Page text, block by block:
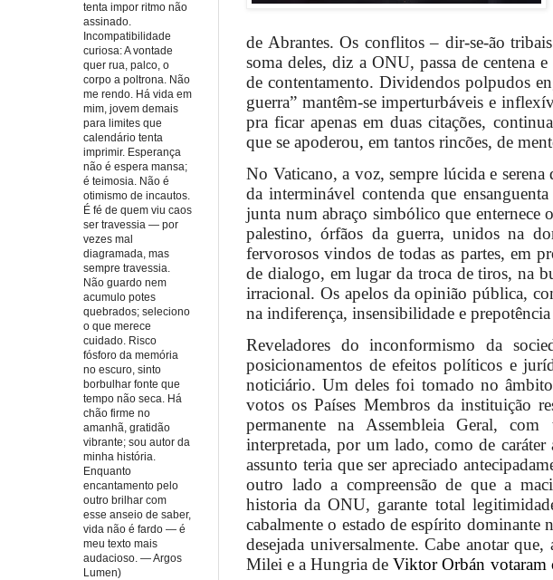
de Abrantes. Os conflitos – dir-se-ão
soma deles, diz a ONU, passa de centena
de contentamento. Dividendos polpudos
guerra” mantêm-se imperturbáveis e
pra ficar apenas em duas citações,
que se apoderou, em tantos rincões, de
No Vaticano, a voz, sempre lúcida e
da interminável contenda que
junta num abraço simbólico que
palestino, órfãos da guerra, unidos na
fervorosos vindos de todas as partes, em
de dialogo, em lugar da troca de tiros, na
irracional. Os apelos da opinião pública,
na indiferença, insensibilidade e
Reveladores do inconformismo da
posicionamentos de efeitos políticos e
noticiário. Um deles foi tomado no
votos os Países Membros da instituição
permanente na Assembleia Geral,
interpretada, por um lado, como de
assunto teria que ser apreciado
outro lado a compreensão de que a
historia da ONU, garante total
cabalmente o estado de espírito dominante
desejada universalmente. Cabe anotar
Milei e a Hungria de Viktor Orbán votaram
tenta impor ritmo não
assinado.
Incompatibilidade
curiosa: A vontade
quer rua, palco, o
corpo a poltrona. Não
me rendo. Há vida em
mim, jovem demais
para limites que
calendário tenta
imprimir. Esperança
não é espera mansa;
é teimosia. Não é
otimismo de incautos.
É fé de quem viu caos
ser travessia — por
vezes mal
diagramada, mas
sempre travessia.
Não guardo nem
acumulo potes
quebrados; seleciono
o que merece
cuidado. Risco
fósforo da memória
no escuro, sinto
borbulhar fonte que
tempo não seca. Há
chão firme no
amanhã, gratidão
vibrante; sou autor da
minha história.
Enquanto
encantamento pelo
outro brilhar com
esse anseio de saber,
vida não é fardo — é
meu texto mais
audacioso. — Argos
Lumen)